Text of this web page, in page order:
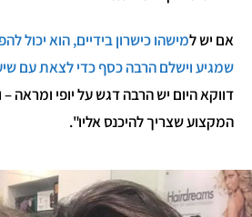
אם יש למישהו כישרון בידיים, הוא יכול
שמגיע וישלם הרבה כסף כדי לצאת עם
דווקא היום יש הרבה דגש על יופי ומראה –
המקצוע שצריך להיכנס אליו".